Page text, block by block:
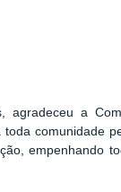
agradeceu a
comunidade
empenhando